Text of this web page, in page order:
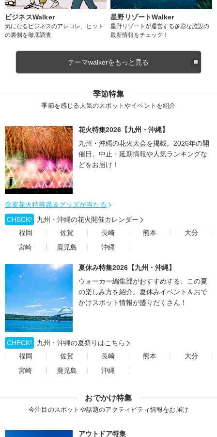
ビジネスWalker
気になるビジネスのアレコレ、ヒット
の裏側を徹底調査
星野リゾートWalker
星野リゾートが運営する多彩な施設の
最新情報をチェック！
テーマwalkerをもっと見る
季節特集
季節を感じる人気のスポットやイベントを紹介
花火特集2026【九州・沖縄】
九州・沖縄の花火大会を掲載。2026年の開
催日、中止・延期情報や人気ランキングな
どをお届け！
金麦花火特等席＆グッズが当たる
CHECK!
九州・沖縄の花火開催カレンダー
福岡
佐賀 長崎 熊本
大分
宮崎
鹿児島 沖縄
夏休み特集2026【九州・沖縄】
ウォーカー編集部がおすすめする、この夏
の楽しみ方を紹介。夏休みイベント＆おで
かけスポット情報が盛りだくさん！
CHECK!
九州・沖縄の夏祭りはこちら
福岡
佐賀 長崎 熊本
大分
宮崎
鹿児島 沖縄
おでかけ特集
今注目のスポットや話題のアクティビティ情報をお届け
アウトドア特集